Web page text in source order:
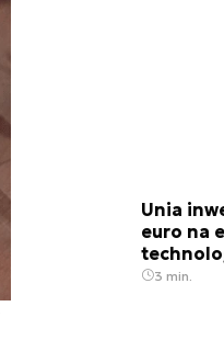
Unia
euro na
3 min.